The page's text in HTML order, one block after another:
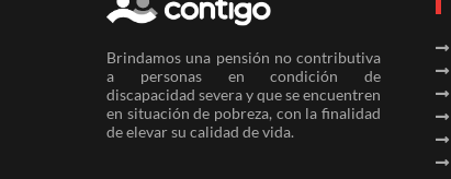
Brindamos una pensión no contributiva
a personas en condición de
discapacidad severa y que se encuentren
en situación de pobreza, con la finalidad
de elevar su calidad de vida.